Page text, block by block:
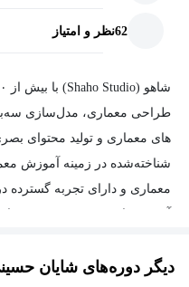
62نظر و امتیاز
طراحی معماری، مدل‌سازی
های معماری و تولید محتوای
شناخته‌شده در زمینه آموزش
معماری و دارای تجربه گسترده
شاهو تاکنون صدها هنرجو را در
دیگر دوره‌های شایان